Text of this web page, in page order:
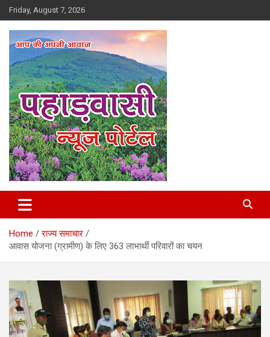
Skip
to
content
Friday, August 7, 2026
Pahadvasi
Home
राज्य समाचार
आवास योजना (ग्रामीण) के लिए 363 लाभार्थी परिवारों का चयन